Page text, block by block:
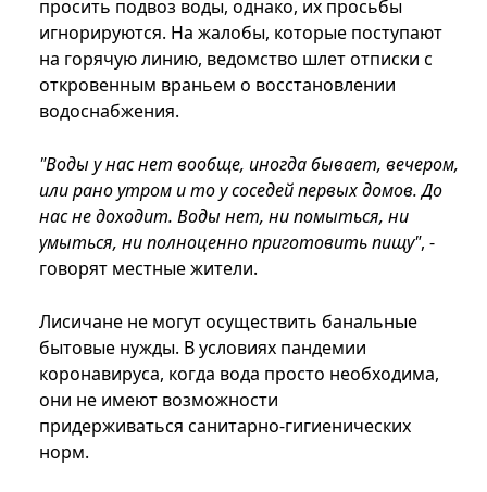
просить подвоз воды, однако, их просьбы
игнорируются. На жалобы, которые поступают
на горячую линию, ведомство шлет отписки с
откровенным враньем о восстановлении
водоснабжения.
"Воды у нас нет вообще, иногда бывает, вечером,
или рано утром и то у соседей первых домов. До
нас не доходит. Воды нет, ни помыться, ни
умыться, ни полноценно приготовить пищу", -
говорят местные жители.
Лисичане не могут осуществить банальные
бытовые нужды. В условиях пандемии
коронавируса, когда вода просто необходима,
они не имеют возможности
придерживаться санитарно-гигиенических
норм.